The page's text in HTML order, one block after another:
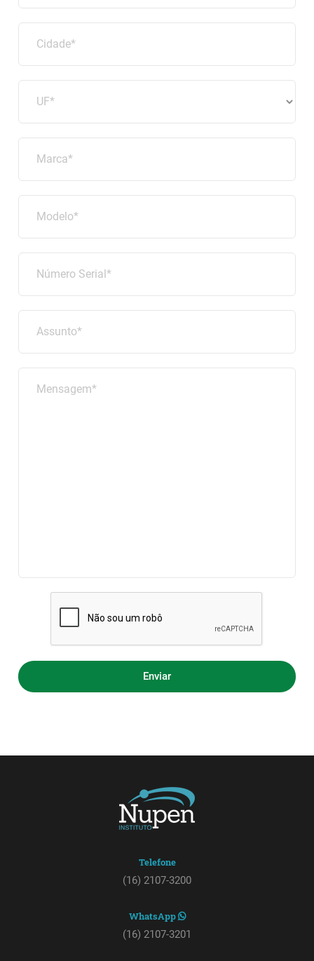
Cidade*
UF*
Marca*
Modelo*
Número Serial*
Assunto*
Mensagem*
Telefone
(16) 2107-3200
WhatsApp
(16) 2107-3201